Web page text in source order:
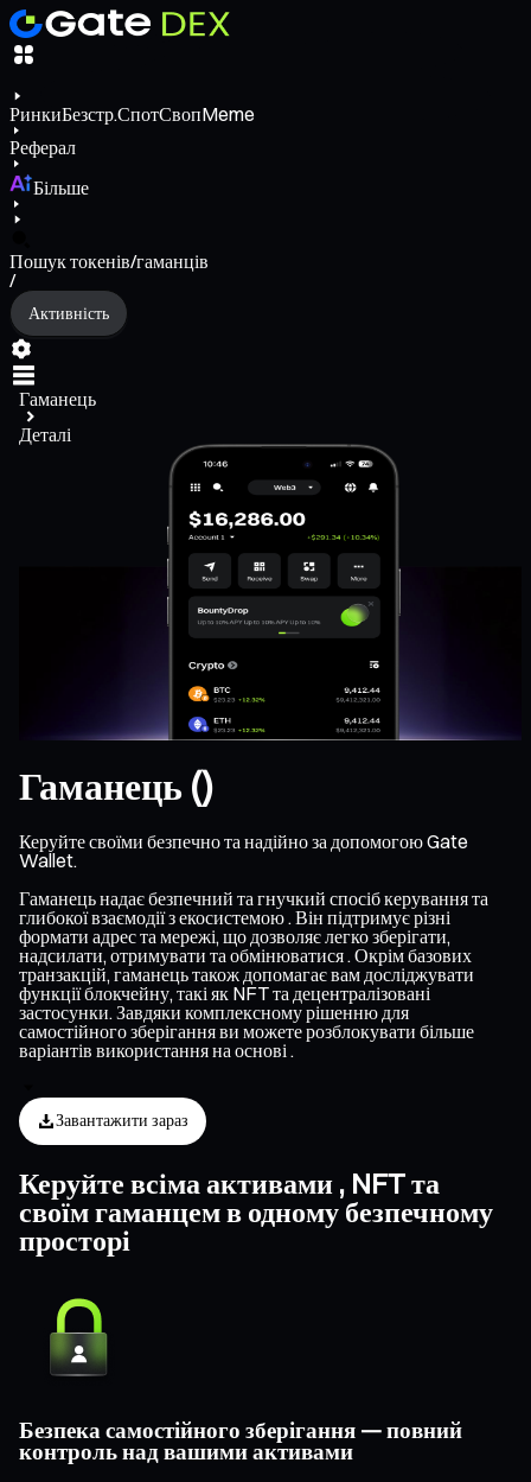
РинкиБезстр.СпотСвопMeme
Реферал
Більше
Пошук токенів/гаманців
/
Активність
Гаманець
Деталі
Гаманець ()
Керуйте своїми безпечно та надійно за допомогою Gate
Wallet.
Гаманець надає безпечний та гнучкий спосіб керування та
глибокої взаємодії з екосистемою . Він підтримує різні
формати адрес та мережі, що дозволяє легко зберігати,
надсилати, отримувати та обмінюватися . Окрім базових
транзакцій, гаманець також допомагає вам досліджувати
функції блокчейну, такі як NFT та децентралізовані
застосунки. Завдяки комплексному рішенню для
самостійного зберігання ви можете розблокувати більше
варіантів використання на основі .
Завантажити зараз
Керуйте всіма активами , NFT та
своїм гаманцем в одному безпечному
просторі
Безпека самостійного зберігання — повний
контроль над вашими активами